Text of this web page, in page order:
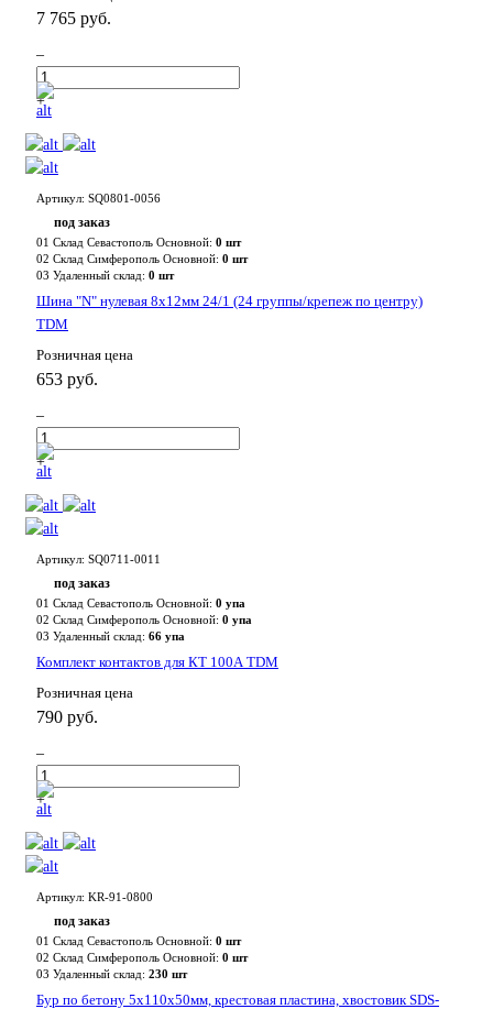
7 765 руб.
–
+
Артикул: SQ0801-0056
под заказ
01 Склад Севастополь Основной: 0 шт
02 Склад Симферополь Основной: 0 шт
03 Удаленный склад: 0 шт
Шина "N" нулевая 8х12мм 24/1 (24 группы/крепеж по центру)
TDM
Розничная цена
653 руб.
–
+
Артикул: SQ0711-0011
под заказ
01 Склад Севастополь Основной: 0 упа
02 Склад Симферополь Основной: 0 упа
03 Удаленный склад: 66 упа
Комплект контактов для КТ 100А TDM
Розничная цена
790 руб.
–
+
Артикул: KR-91-0800
под заказ
01 Склад Севастополь Основной: 0 шт
02 Склад Симферополь Основной: 0 шт
03 Удаленный склад: 230 шт
Бур по бетону 5x110x50мм, крестовая пластина, хвостовик SDS-